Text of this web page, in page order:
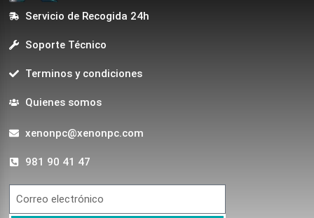
Servicio de Recogida 24h
Soporte Técnico
Terminos y condiciones
Quienes somos
xenonpc@xenonpc.com
981 90 41 47